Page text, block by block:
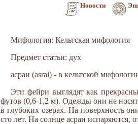
Новости
Мифология: Кельтская мифология
Предмет статьи: дух
асраи (asrai) - в кельтской
Эти фейри выглядят как
футов (0,6-1,2 м). Одежды они не
в глубоких озерах. На поверхность
сто лет. На солнце асраи